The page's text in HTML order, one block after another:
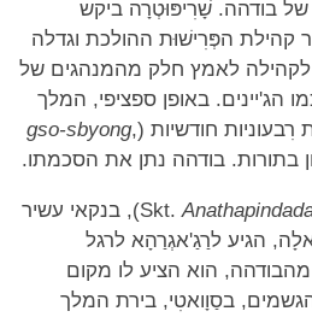
של בודהה. שָׁרִיפּוּטְרָה ביקש
קהילת הפְּרִישׁוּת ההולכת וגדלה
לקהילה לאמץ חלק מהמנהגים של
הג'יינים. באופן ספציפי, המלך
חודשיות ( gso-sbyong,
בתורות. בודהה נתן את הסכמתו.
), בנקאי עשיר
הגיע לרַגַ'אגְרַהָא לרגל
הוא הציע לו מקום
בסַוָואטִי, בירת המלך